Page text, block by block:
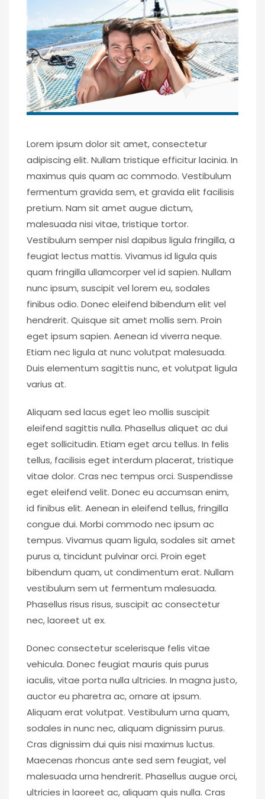
Lorem ipsum dolor sit amet, consectetur
adipiscing elit. Nullam tristique efficitur lacinia. In
maximus quis quam ac commodo. Vestibulum
fermentum gravida sem, et gravida elit facilisis
pretium. Nam sit amet augue dictum,
malesuada nisi vitae, tristique tortor.
Vestibulum semper nisl dapibus ligula fringilla, a
feugiat lectus mattis. Vivamus id ligula quis
quam fringilla ullamcorper vel id sapien. Nullam
nunc ipsum, suscipit vel lorem eu, sodales
finibus odio. Donec eleifend bibendum elit vel
hendrerit. Quisque sit amet mollis sem. Proin
eget ipsum sapien. Aenean id viverra neque.
Etiam nec ligula at nunc volutpat malesuada.
Duis elementum sagittis nunc, et volutpat ligula
varius at.
Aliquam sed lacus eget leo mollis suscipit
eleifend sagittis nulla. Phasellus aliquet ac dui
eget sollicitudin. Etiam eget arcu tellus. In felis
tellus, facilisis eget interdum placerat, tristique
vitae dolor. Cras nec tempus orci. Suspendisse
eget eleifend velit. Donec eu accumsan enim,
id finibus elit. Aenean in eleifend tellus, fringilla
congue dui. Morbi commodo nec ipsum ac
tempus. Vivamus quam ligula, sodales sit amet
purus a, tincidunt pulvinar orci. Proin eget
bibendum quam, ut condimentum erat. Nullam
vestibulum sem ut fermentum malesuada.
Phasellus risus risus, suscipit ac consectetur
nec, laoreet ut ex.
Donec consectetur scelerisque felis vitae
vehicula. Donec feugiat mauris quis purus
iaculis, vitae porta nulla ultricies. In magna justo,
auctor eu pharetra ac, ornare at ipsum.
Aliquam erat volutpat. Vestibulum urna quam,
sodales in nunc nec, aliquam dignissim purus.
Cras dignissim dui quis nisi maximus luctus.
Maecenas rhoncus ante sed sem feugiat, vel
malesuada urna hendrerit. Phasellus augue orci,
ultricies in laoreet ac, aliquam quis nulla. Cras